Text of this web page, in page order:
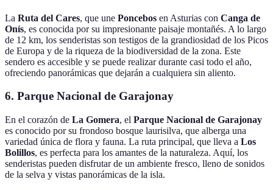
La Ruta del Cares, que une Poncebos en Asturias con Canga de
Onís, es conocida por su impresionante paisaje montañés. A lo largo
de 12 km, los senderistas son testigos de la grandiosidad de los Picos
de Europa y de la riqueza de la biodiversidad de la zona. Este
sendero es accesible y se puede realizar durante casi todo el año,
ofreciendo panorámicas que dejarán a cualquiera sin aliento.
6. Parque Nacional de Garajonay
En el corazón de La Gomera, el Parque Nacional de Garajonay
es conocido por su frondoso bosque laurisilva, que alberga una
variedad única de flora y fauna. La ruta principal, que lleva a Los
Bolillos, es perfecta para los amantes de la naturaleza. Aquí, los
senderistas pueden disfrutar de un ambiente fresco, lleno de sonidos
de la selva y vistas panorámicas de la isla.